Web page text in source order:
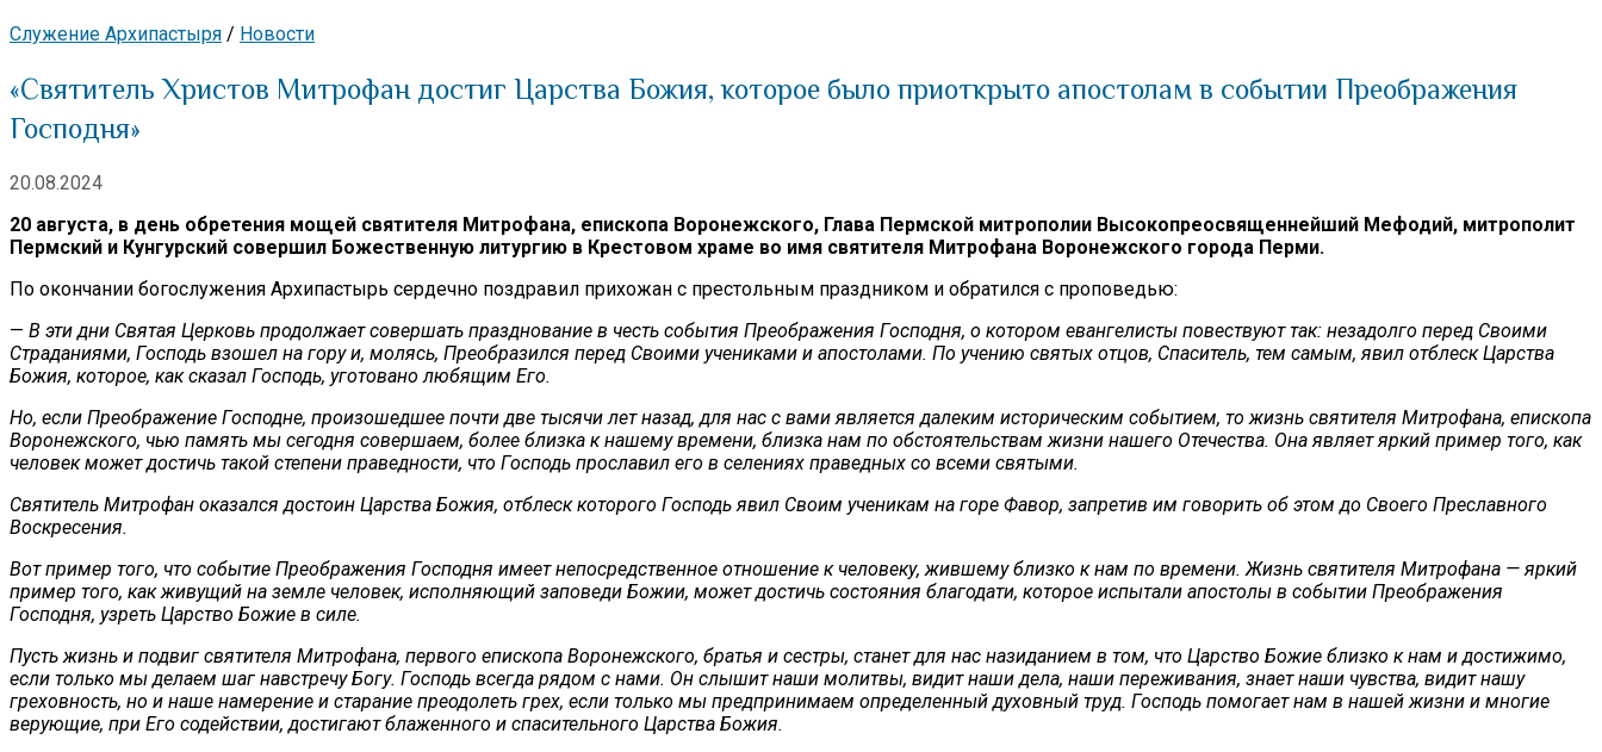
Служение Архипастыря / Новости
«Святитель Христов Митрофан достиг Царства Божия, которое было приоткрыто апостолам в событии Преображения
Господня»
20.08.2024
20 августа, в день обретения мощей святителя Митрофана, епископа Воронежского, Глава Пермской митрополии Высокопреосвященнейший Мефодий, митрополит
Пермский и Кунгурский совершил Божественную литургию в Крестовом храме во имя святителя Митрофана Воронежского города Перми.
По окончании богослужения Архипастырь сердечно поздравил прихожан с престольным праздником и обратился с проповедью:
— В эти дни Святая Церковь продолжает совершать празднование в честь события Преображения Господня, о котором евангелисты повествуют так: незадолго перед Своими
Страданиями, Господь взошел на гору и, молясь, Преобразился перед Своими учениками и апостолами. По учению святых отцов, Спаситель, тем самым, явил отблеск Царства
Божия, которое, как сказал Господь, уготовано любящим Его.
Но, если Преображение Господне, произошедшее почти две тысячи лет назад, для нас с вами является далеким историческим событием, то жизнь святителя Митрофана, епископа
Воронежского, чью память мы сегодня совершаем, более близка к нашему времени, близка нам по обстоятельствам жизни нашего Отечества. Она являет яркий пример того, как
человек может достичь такой степени праведности, что Господь прославил его в селениях праведных со всеми святыми.
Святитель Митрофан оказался достоин Царства Божия, отблеск которого Господь явил Своим ученикам на горе Фавор, запретив им говорить об этом до Своего Преславного
Воскресения.
Вот пример того, что событие Преображения Господня имеет непосредственное отношение к человеку, жившему близко к нам по времени. Жизнь святителя Митрофана — яркий
пример того, как живущий на земле человек, исполняющий заповеди Божии, может достичь состояния благодати, которое испытали апостолы в событии Преображения
Господня, узреть Царство Божие в силе.
Пусть жизнь и подвиг святителя Митрофана, первого епископа Воронежского, братья и сестры, станет для нас назиданием в том, что Царство Божие близко к нам и достижимо,
если только мы делаем шаг навстречу Богу. Господь всегда рядом с нами. Он слышит наши молитвы, видит наши дела, наши переживания, знает наши чувства, видит нашу
греховность, но и наше намерение и старание преодолеть грех, если только мы предпринимаем определенный духовный труд. Господь помогает нам в нашей жизни и многие
верующие, при Его содействии, достигают блаженного и спасительного Царства Божия.